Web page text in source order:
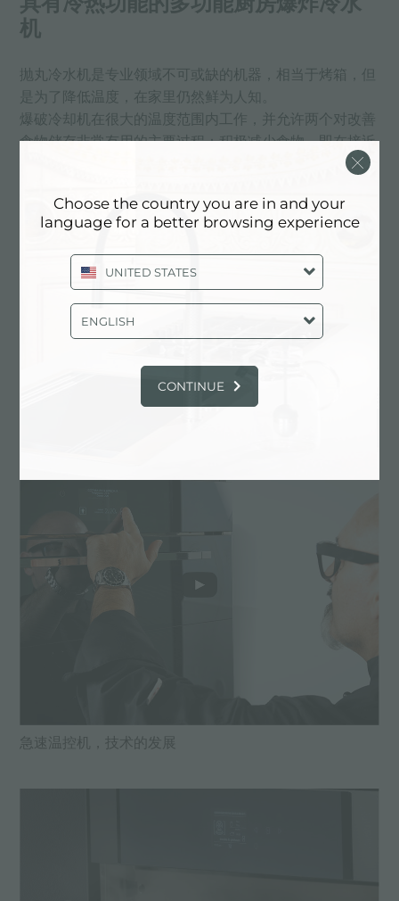
机
抛丸冷水机是专业领域不可或缺的机器，相当于烤箱，但
是为了降低温度，在家里仍然鲜为人知。
爆破冷却机在很大的温度范围内工作，并允许两个对改善
食物储存非常有用的主要过程：积极减少食物，即在接近
零的温度下快速冷却食物，这使食物有更长的保质期，负
食物中含有的液体结晶。
Foster 机器具有专业性能，通过简单直观的编程和专为
国内用户设计的一组独特的附加功能得到改进。
以下所有内容 标记为： 厨房爆炸冷水机
体验, NEWSROOM: 厨房新闻和福斯特
产品: 厨房爆炸冷水机
急速温控机，技术的发展
Choose the country you are in and your
language for a better browsing experience
UNITED STATES
ENGLISH
CONTINUE